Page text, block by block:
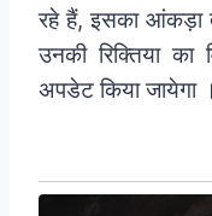
रहे हैं, इसका आंकड़ा
उनकी रिक्तिया
अपडेट किया जायेगा ।